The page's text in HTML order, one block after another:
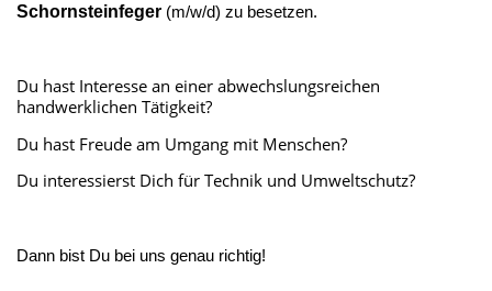
Schornsteinfeger(m/w/d) zu besetzen.
Du hast Interesse an einer abwechslungsreichen
handwerklichen Tätigkeit?
Du hast Freude am Umgang mit Menschen?
Du interessierst Dich für Technik und Umweltschutz?
Dann bist Du bei uns genau richtig!